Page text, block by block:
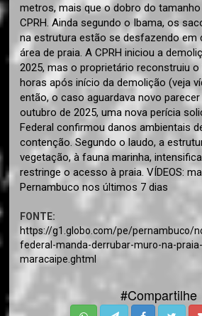
metros, mais que o dobro do
CPRH. Ainda segundo o Ibama, os
na estrutura estão se desfazendo em
área de praia. A CPRH iniciou a
2025, mas o proprietário reconstruiu
horas após início da demolição (veja
então, o caso aguardava novo
outubro de 2025, uma nova perícia
Federal confirmou danos ambientais
contenção. Segundo o laudo, a
vegetação, à fauna marinha,
restringe o acesso à praia. VÍDEOS:
Pernambuco nos últimos 7 dias
FONTE:
https://g1.globo.com/pe/pernambuco/
federal-manda-derrubar-muro-na-
maracaipe.ghtml
#Compartilhe